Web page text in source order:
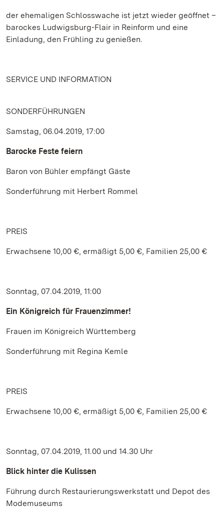
der ehemaligen Schlosswache ist jetzt wieder geöffnet –
barockes Ludwigsburg-Flair in Reinform und eine
Einladung, den Frühling zu genießen.
SERVICE UND INFORMATION
SONDERFÜHRUNGEN
Samstag, 06.04.2019, 17:00
Barocke Feste feiern
Baron von Bühler empfängt Gäste
Sonderführung mit Herbert Rommel
PREIS
Erwachsene 10,00 €, ermäßigt 5,00 €, Familien 25,00 €
Sonntag, 07.04.2019, 11:00
Ein Königreich für Frauenzimmer!
Frauen im Königreich Württemberg
Sonderführung mit Regina Kemle
PREIS
Erwachsene 10,00 €, ermäßigt 5,00 €, Familien 25,00 €
Sonntag, 07.04.2019, 11.00 und 14.30 Uhr
Blick hinter die Kulissen
Führung durch Restaurierungswerkstatt und Depot des
Modemuseums